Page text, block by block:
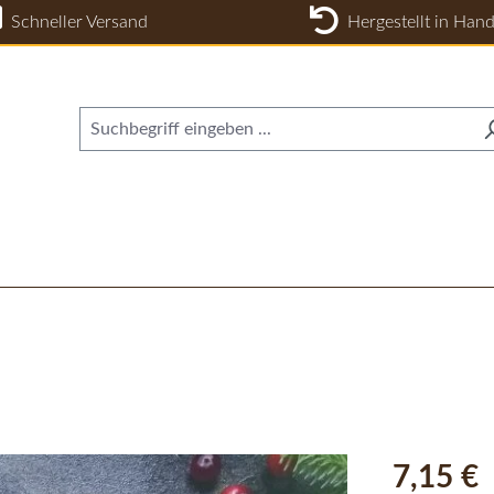
Schneller Versand Hergestellt in
Regulärer
7,15 €